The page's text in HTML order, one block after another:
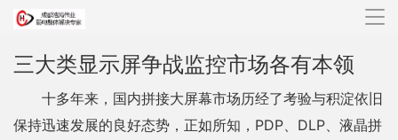
导
三大类显示屏争战监控市场各有本领
十多年来，国内拼接大屏幕市场历经了考验与积淀依旧
保持迅速发展的良好态势，正如所知，PDP、DLP、液晶拼